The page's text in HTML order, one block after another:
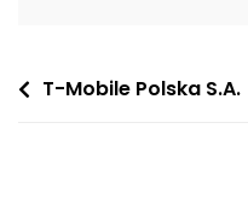
Nawigacja
T-Mobile Polska S.A.